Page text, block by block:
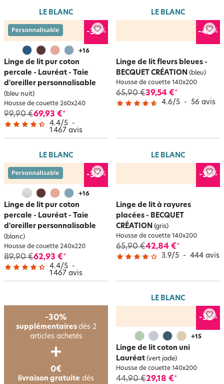
LE BLANC
-30%
+16
Linge de lit pur coton
percale - Lauréat - Taie
d'oreiller personnalisable
(bleu nuit)
Housse de couette 260x240
99,90 €69,93 €*
4.4/5 -
1 467 avis
LE BLANC
-40%
Linge de lit fleurs bleues -
BECQUET CRÉATION (bleu)
Housse de couette 140x200
65,90 €39,54 €*
4.6/5 - 56 avis
LE BLANC
-30%
+16
Linge de lit pur coton
percale - Lauréat - Taie
d'oreiller personnalisable
(blanc)
Housse de couette 240x220
89,90 €62,93 €*
4.4/5 -
1 467 avis
LE BLANC
-35%
Linge de lit à rayures
placées - BECQUET
CRÉATION (gris)
Housse de couette 140x200
65,90 €42,84 €*
3.9/5 - 444 avis
LE BLANC
-35%
+15
Linge de lit coton uni
Lauréat (vert jade)
Housse de couette 140x200
44,90 €29,18 €*
-30%
supplémentaires dès 2
articles achetés
0€
livraison gratuite dès